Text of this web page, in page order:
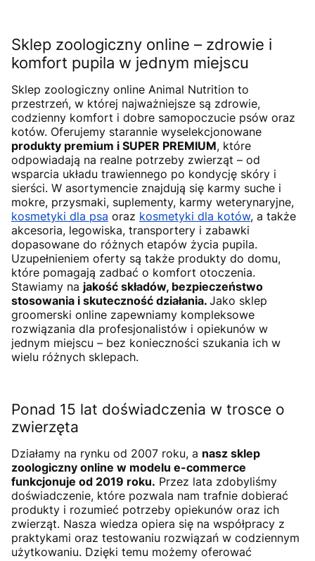
Sklep zoologiczny online – zdrowie i
komfort pupila w jednym miejscu
Sklep zoologiczny online Animal Nutrition to
przestrzeń, w której najważniejsze są zdrowie,
codzienny komfort i dobre samopoczucie psów oraz
kotów. Oferujemy starannie wyselekcjonowane
produkty premium i SUPER PREMIUM, które
odpowiadają na realne potrzeby zwierząt – od
wsparcia układu trawiennego po kondycję skóry i
sierści. W asortymencie znajdują się karmy suche i
mokre, przysmaki, suplementy, karmy weterynaryjne,
kosmetyki dla psa oraz kosmetyki dla kotów, a także
akcesoria, legowiska, transportery i zabawki
dopasowane do różnych etapów życia pupila.
Uzupełnieniem oferty są także produkty do domu,
które pomagają zadbać o komfort otoczenia.
Stawiamy na jakość składów, bezpieczeństwo
stosowania i skuteczność działania. Jako sklep
groomerski online zapewniamy kompleksowe
rozwiązania dla profesjonalistów i opiekunów w
jednym miejscu – bez konieczności szukania ich w
wielu różnych sklepach.
Ponad 15 lat doświadczenia w trosce o
zwierzęta
Działamy na rynku od 2007 roku, a nasz sklep
zoologiczny online w modelu e-commerce
funkcjonuje od 2019 roku. Przez lata zdobyliśmy
doświadczenie, które pozwala nam trafnie dobierać
produkty i rozumieć potrzeby opiekunów oraz ich
zwierząt. Nasza wiedza opiera się na współpracy z
praktykami oraz testowaniu rozwiązań w codziennym
użytkowaniu. Dzięki temu możemy oferować